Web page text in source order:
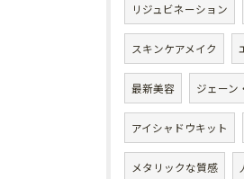
リジュビネーション
スキンケアメイク
最新美容 ジェーン
アイシャドウキット
メタリックな質感